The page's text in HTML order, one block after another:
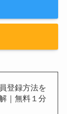
登録方法を
｜無料１分